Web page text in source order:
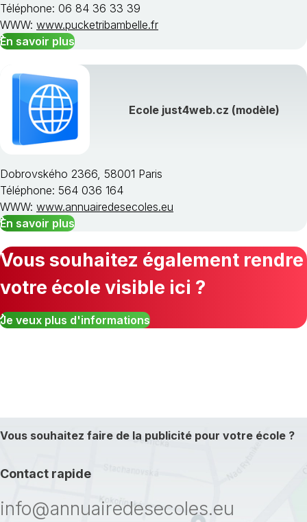
Téléphone: 06 84 36 33 39
WWW: www.pucketribambelle.fr
En savoir plus
Ecole just4web.cz (modèle)
Dobrovského 2366, 58001 Paris
Téléphone: 564 036 164
WWW: www.annuairedesecoles.eu
En savoir plus
Vous souhaitez également rendre
votre école visible ici ?
Je veux plus d'informations
Vous souhaitez faire de la publicité pour votre école ?
Contact rapide
info@annuairedesecoles.eu